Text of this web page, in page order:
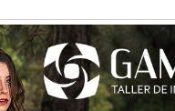
personal
Alejandro Sánchez